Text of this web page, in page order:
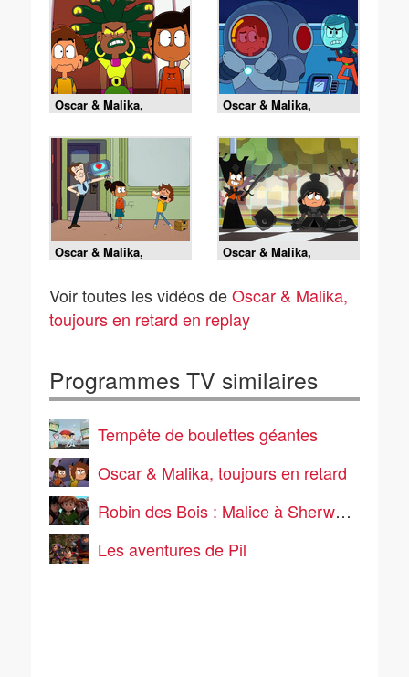
Oscar & Malika,
toujours en retard -
08/08/2026
Oscar & Malika,
toujours en retard -
08/08/2026
Oscar & Malika,
toujours en retard -
Oscar & Malika,
toujours en retard -
Voir toutes les vidéos deOscar & Malika,
toujours en retard en replay
Programmes TV similaires
Tempête de boulettes géantes
Oscar & Malika, toujours en retard
Robin des Bois : Malice à Sherwood
Les aventures de Pil